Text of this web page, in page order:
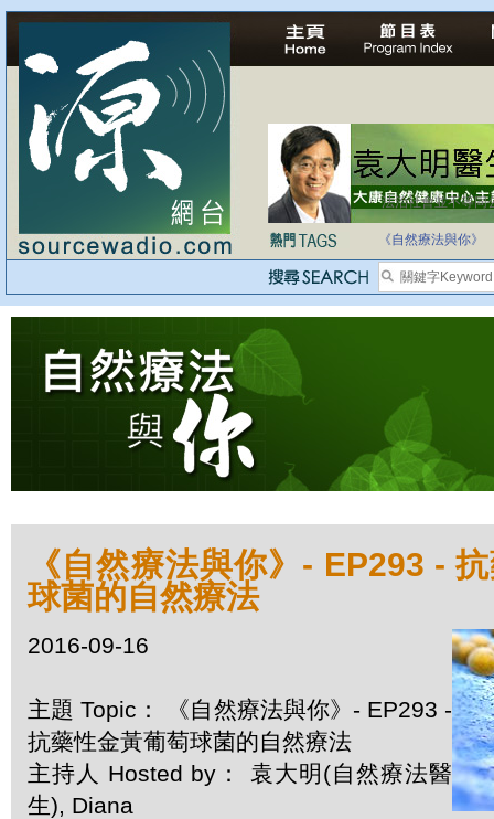
法治社會並不等同
《自然療法與你》
《自然療法與你》- EP293 -
球菌的自然療法
2016-09-16
主題 Topic： 《自然療法與你》- EP293 -
抗藥性金黃葡萄球菌的自然療法
主持人 Hosted by： 袁大明(自然療法醫
生), Diana